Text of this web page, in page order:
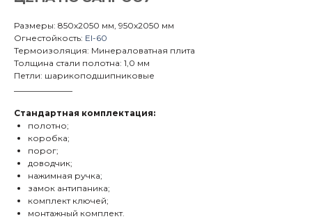
Размеры: 850х2050 мм, 950х2050 мм
Огнестойкость: EI-60
Термоизоляция: Минераловатная плита
Толщина стали полотна: 1,0 мм
Петли: шарикоподшипниковые
Стандартная комплектация:
полотно;
коробка;
порог;
доводчик;
нажимная ручка;
замок антипаника;
комплект ключей;
монтажный комплект.